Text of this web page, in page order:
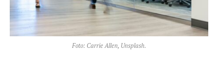
Foto: Carrie Allen, Unsplash.